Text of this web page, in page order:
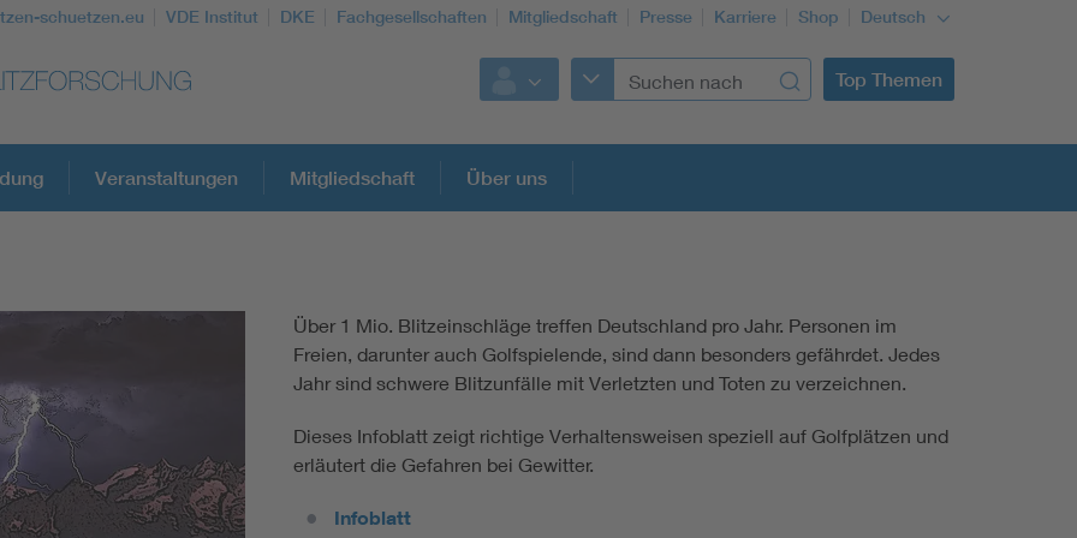
schuetzen.eu VDE Institut DKE Fachgesellschaften Mitgliedschaft Presse Karriere Shop Deutsch
Top Themen
Veranstaltungen Mitgliedschaft Über uns
Über 1 Mio. Blitzeinschläge treffen Deutschland pro Jahr. Personen im
Freien, darunter auch Golfspielende, sind dann besonders gefährdet. Jedes
Jahr sind schwere Blitzunfälle mit Verletzten und Toten zu verzeichnen.
Dieses Infoblatt zeigt richtige Verhaltensweisen speziell auf Golfplätzen und
erläutert die Gefahren bei Gewitter.
Infoblatt